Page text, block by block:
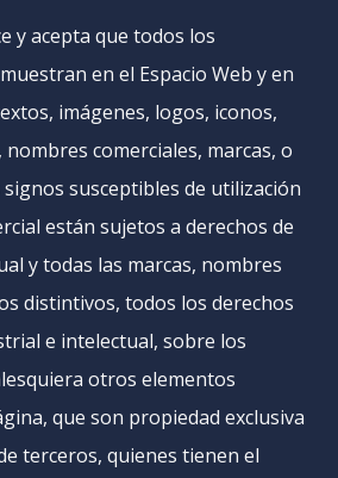
y acepta que todos los
en el Espacio Web y en
imágenes, logos, iconos,
comerciales, marcas, o
susceptibles de utilización
están sujetos a derechos de
y todas las marcas, nombres
distintivos, todos los derechos
e intelectual, sobre los
otros elementos
que son propiedad exclusiva
terceros, quienes tienen el